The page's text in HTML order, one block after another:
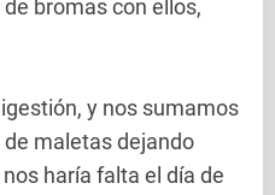
bromas con ellos,
y nos sumamos
maletas dejando
haría falta el día de